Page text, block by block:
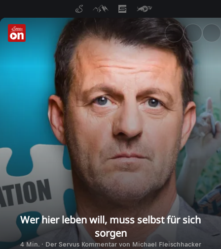
ServusTV On: Livestreams,
Wer hier leben will, muss selbst für sich
sorgen
4 Min. · Der Servus Kommentar von Michael Fleischhacker